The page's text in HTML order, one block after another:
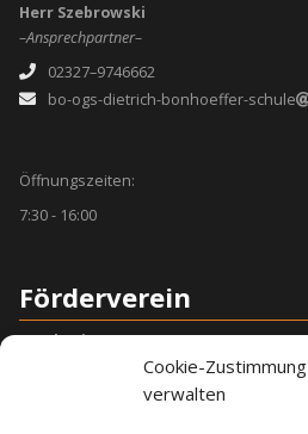
Cookie-Zustimmung
verwalten
Herr Szebrowski
–Ansprechpartner–
02327–9746662
bo-ogs-dietrich-bonhoeffer-schule
Öffnungszeiten:
7:30 - 16:00
Förderverein
Sarah Wimmers
Monique Butterbach